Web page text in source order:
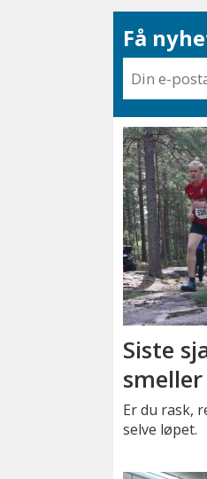
Få
Siste
Er du rask,
selve løpet.